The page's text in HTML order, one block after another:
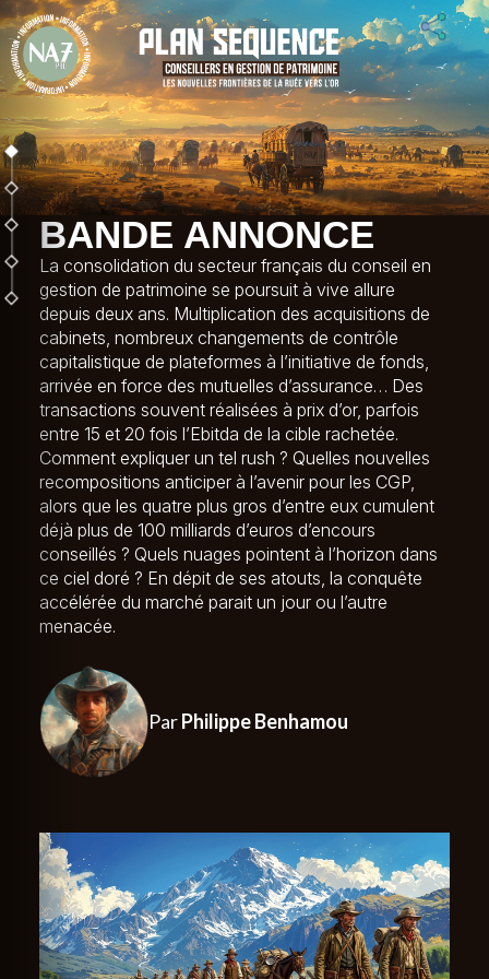
BANDE ANNONCE
La consolidation du secteur français du conseil en
gestion de patrimoine se poursuit à vive allure
depuis deux ans. Multiplication des acquisitions de
cabinets, nombreux changements de contrôle
capitalistique de plateformes à l’initiative de fonds,
arrivée en force des mutuelles d’assurance… Des
transactions souvent réalisées à prix d’or, parfois
entre 15 et 20 fois l’Ebitda de la cible rachetée.
Comment expliquer un tel rush ? Quelles nouvelles
recompositions anticiper à l’avenir pour les CGP,
alors que les quatre plus gros d’entre eux cumulent
déjà plus de 100 milliards d’euros d’encours
conseillés ? Quels nuages pointent à l’horizon dans
ce ciel doré ? En dépit de ses atouts, la conquête
accélérée du marché parait un jour ou l’autre
menacée.
ParPhilippe Benhamou